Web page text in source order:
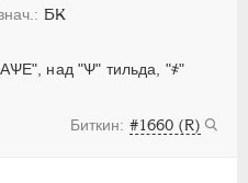
БК
над "Ѱ" тильда, "҂"
#1660 (R)